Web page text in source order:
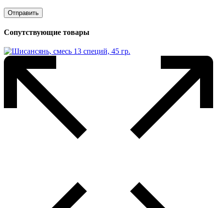
Сопутствующие товары